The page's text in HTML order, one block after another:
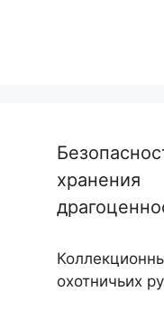
хранения
охотничьих